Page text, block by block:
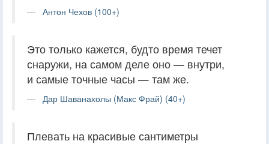
Антон Чехов (100+)
Это только кажется, будто время течет
снаружи, на самом деле оно — внутри,
и самые точные часы — там же.
Дар Шаванахолы (Макс Фрай) (40+)
Плевать на красивые сантиметры